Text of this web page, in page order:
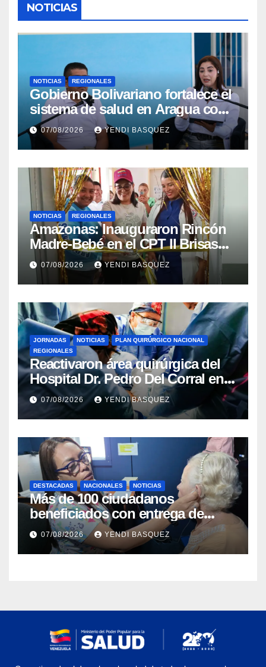
NOTICIAS
NOTICIAS REGIONALES
Gobierno Bolivariano fortalece el
sistema de salud en Aragua con
la reinauguración del CDI La
Mora
07/08/2026 YENDI BASQUEZ
NOTICIAS REGIONALES
​Amazonas: Inauguraron Rincón
Madre-Bebé en el CPT II Brisas
del Aeropuerto ​Inauguraron
Rincón
07/08/2026 YENDI BASQUEZ
JORNADAS NOTICIAS
PLAN QUIRÚRGICO NACIONAL
REGIONALES
Reactivaron área quirúrgica del
Hospital Dr. Pedro Del Corral en
Guárico
07/08/2026 YENDI BASQUEZ
DESTACADAS NACIONALES NOTICIAS
Más de 100 ciudadanos
beneficiados con entrega de
prótesis auditivas en el Centro de
Rehabilitación J.J. Arvelo
07/08/2026 YENDI BASQUEZ